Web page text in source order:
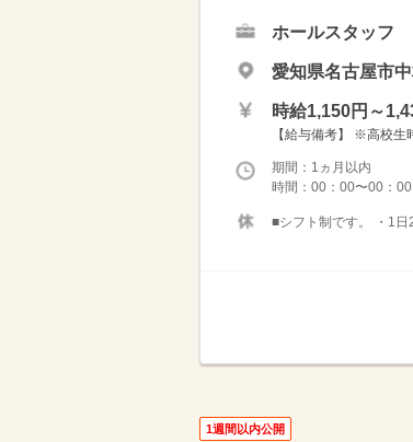
ホールスタッフ
愛知県名古屋市
時給1,150円～
【給与備考】 ※高校
期間：1ヵ月以内
時間：00：00〜00：
■シフト制です。 ・1
1週間以内公開